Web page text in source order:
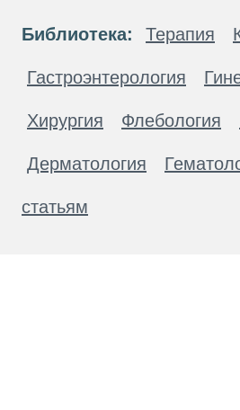
Библиотека: Терапия
Гастроэнтерология
Хирургия Флебология
Дерматология
статьям